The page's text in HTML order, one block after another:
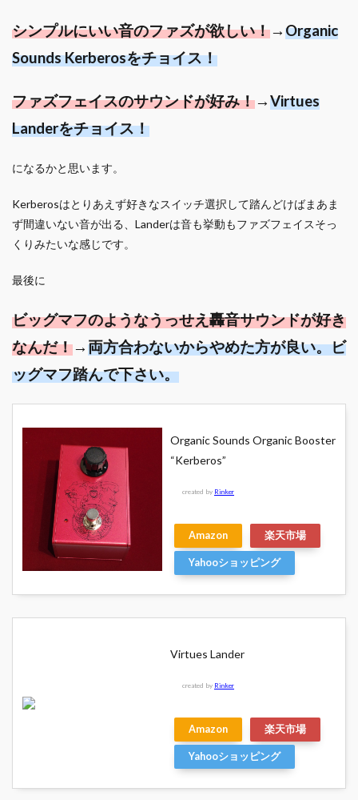
シンプルにいい音のファズが欲しい！→Organic
Sounds Kerberosをチョイス！
ファズフェイスのサウンドが好み！→Virtues
Landerをチョイス！
になるかと思います。
Kerberosはとりあえず好きなスイッチ選択して踏んどけばまあま
ず間違いない音が出る、Landerは音も挙動もファズフェイスそっ
くりみたいな感じです。
最後に
ビッグマフのようなうっせえ轟音サウンドが好き
なんだ！→両方合わないからやめた方が良い。ビ
ッグマフ踏んで下さい。
Organic Sounds Organic Booster
“Kerberos”
created by Rinker
Amazon 楽天市場
Yahooショッピング
Virtues Lander
created by Rinker
Amazon 楽天市場
Yahooショッピング